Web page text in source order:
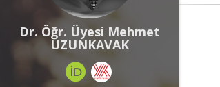
Dr. Öğr. Üyesi Mehmet
UZUNKAVAK